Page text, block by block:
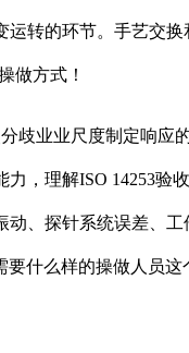
转的环节。手艺交换
做方式！
业业尺度制定响应
，理解ISO 14253验
、探针系统误差、
什么样的操做人员这